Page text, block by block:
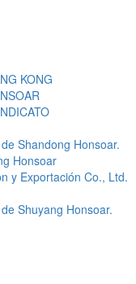
KONG
Shandong Honsoar.
Honsoar
y Exportación Co., Ltd.
Shuyang Honsoar.